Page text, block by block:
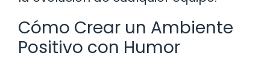
Cómo Crear un Ambiente
Positivo con Humor